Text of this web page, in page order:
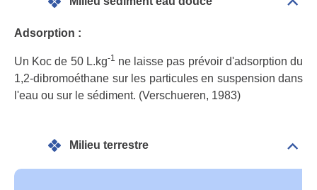
Adsorption :
Un Koc de 50 L.kg-1 ne laisse pas prévoir d'adsorption du
1,2-dibromoéthane sur les particules en suspension dans
l'eau ou sur le sédiment. (Verschueren, 1983)
Milieu terrestre